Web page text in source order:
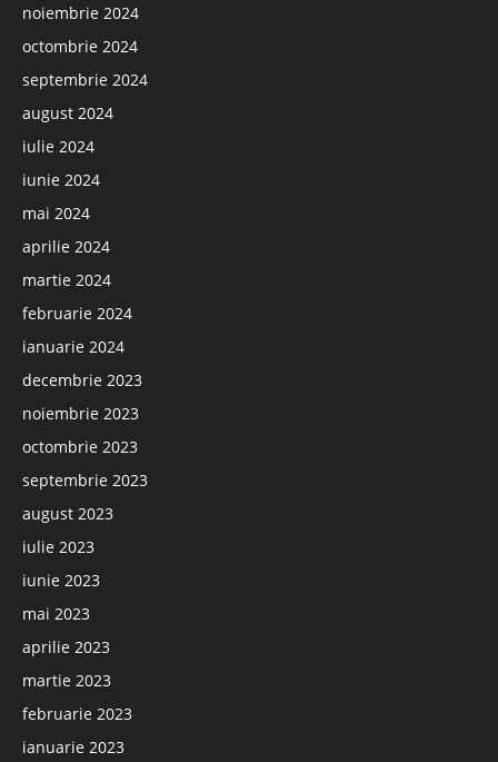
noiembrie 2024
octombrie 2024
septembrie 2024
august 2024
iulie 2024
iunie 2024
mai 2024
aprilie 2024
martie 2024
februarie 2024
ianuarie 2024
decembrie 2023
noiembrie 2023
octombrie 2023
septembrie 2023
august 2023
iulie 2023
iunie 2023
mai 2023
aprilie 2023
martie 2023
februarie 2023
ianuarie 2023